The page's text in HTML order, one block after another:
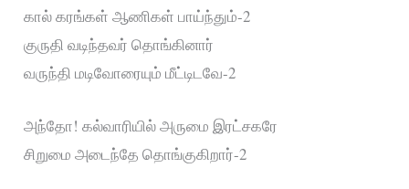
கால் கரங்கள் ஆணிகள் பாய்ந்தும்-2
குருதி வடிந்தவர் தொங்கினார்
வருந்தி மடிவோரையும் மீட்டிடவே-2
அந்தோ! கல்வாரியில் அருமை இரட்சகரே
சிறுமை அடைந்தே தொங்குகிறார்-2